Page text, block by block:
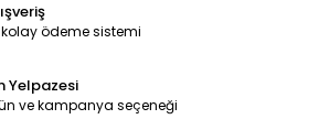
ödeme sistemi
Yelpazesi
ve kampanya seçeneği